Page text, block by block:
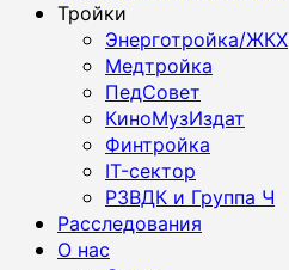
Тройки
Энерготройка/ЖКХ
Медтройка
ПедСовет
КиноМузИздат
Финтройка
IT-сектор
РЗВДК и Группа Ч
Расследования
О нас